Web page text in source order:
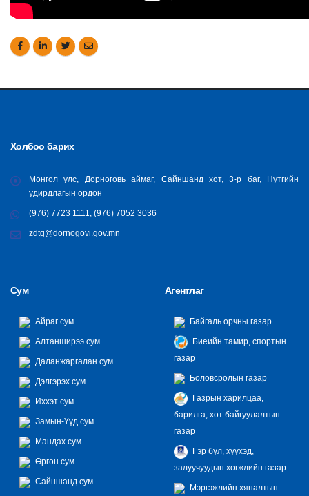
Холбоо барих
Монгол улс, Дорноговь аймаг, Сайншанд хот, 3-р баг, Нутгийн
удирдлагын ордон
(976) 7723 1111, (976) 7052 3036
zdtg@dornogovi.gov.mn
Сум
Айраг сум
Алтанширээ сум
Даланжаргалан сум
Дэлгэрэх сум
Иххэт сум
Замын-Үүд сум
Мандах сум
Өргөн сум
Сайншанд сум
Агентлаг
Байгаль орчны газар
Биеийн тамир, спортын
газар
Боловсролын газар
Газрын харилцаа,
барилга, хот байгуулалтын
газар
Гэр бүл, хүүхэд,
залуучуудын хөгжлийн газар
Мэргэжлийн хяналтын